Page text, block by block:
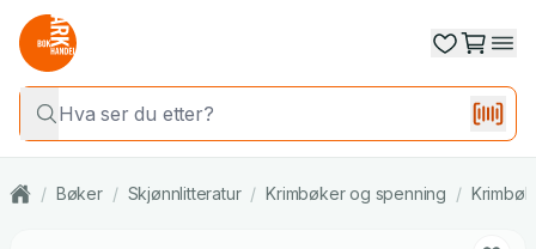
/ Bøker / Skjønnlitteratur / Krimbøker og spenning /